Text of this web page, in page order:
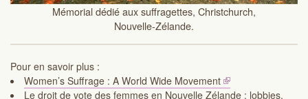
Mémorial dédié aux suffragettes, Christchurch,
Nouvelle-Zélande.
Pour en savoir plus :
Women’s Suffrage : A World Wide Movement
Le droit de vote des femmes en Nouvelle Zélande : lobbies,